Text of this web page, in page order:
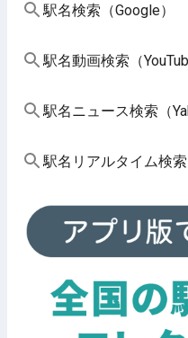
駅名検索（Google）
駅名動画検索（
駅名ニュース検索（
駅名リアルタイム検索